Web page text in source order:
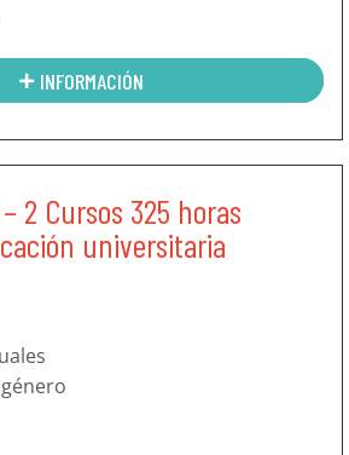
INFORMACIÓN
2 Cursos 325 horas
universitaria